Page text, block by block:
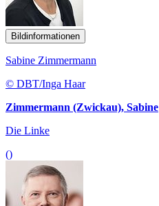
Bildinformationen
Sabine Zimmermann
© DBT/Inga Haar
Zimmermann (Zwickau), Sabine
Die Linke
()